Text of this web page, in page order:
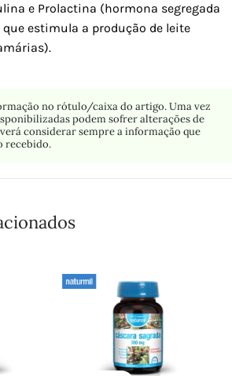
e Prolactina (hormona segregada
estimula a produção de leite
no rótulo/caixa do artigo. Uma vez
podem sofrer alterações de
considerar sempre a informação que
recebido.